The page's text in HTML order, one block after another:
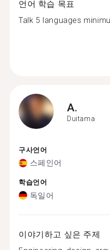
언어 학습 목표
Talk 5 languages
A.
Duitama
구사언어
스페인어
학습언어
독일어
이야기하고 싶은 주제